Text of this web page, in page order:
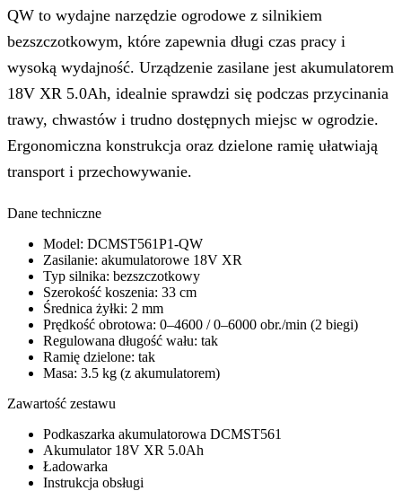
QW to wydajne narzędzie ogrodowe z silnikiem
bezszczotkowym, które zapewnia długi czas pracy i
wysoką wydajność. Urządzenie zasilane jest akumulatorem
18V XR 5.0Ah, idealnie sprawdzi się podczas przycinania
trawy, chwastów i trudno dostępnych miejsc w ogrodzie.
Ergonomiczna konstrukcja oraz dzielone ramię ułatwiają
transport i przechowywanie.
Dane techniczne
Model: DCMST561P1-QW
Zasilanie: akumulatorowe 18V XR
Typ silnika: bezszczotkowy
Szerokość koszenia: 33 cm
Średnica żyłki: 2 mm
Prędkość obrotowa: 0–4600 / 0–6000 obr./min (2 biegi)
Regulowana długość wału: tak
Ramię dzielone: tak
Masa: 3.5 kg (z akumulatorem)
Zawartość zestawu
Podkaszarka akumulatorowa DCMST561
Akumulator 18V XR 5.0Ah
Ładowarka
Instrukcja obsługi